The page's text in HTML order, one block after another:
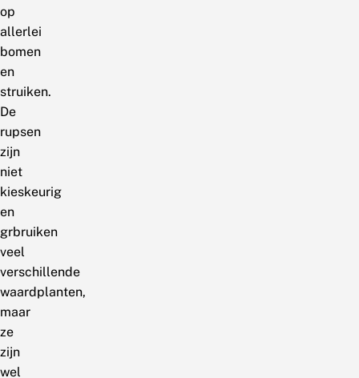
op
allerlei
bomen
en
struiken.
De
rupsen
zijn
niet
kieskeurig
en
grbruiken
veel
verschillende
waardplanten,
maar
ze
zijn
wel